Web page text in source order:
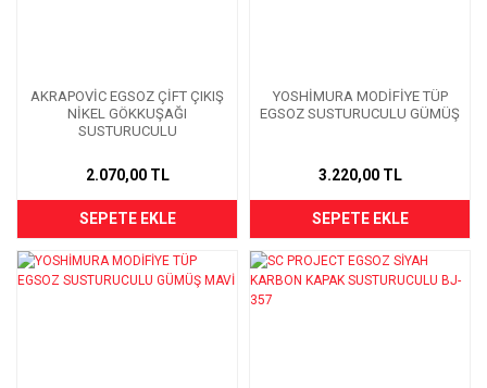
AKRAPOVİC EGSOZ ÇİFT ÇIKIŞ
NİKEL GÖKKUŞAĞI
SUSTURUCULU
2.070,00 TL
SEPETE EKLE
YOSHİMURA MODİFİYE TÜP
EGSOZ SUSTURUCULU GÜMÜŞ
3.220,00 TL
SEPETE EKLE